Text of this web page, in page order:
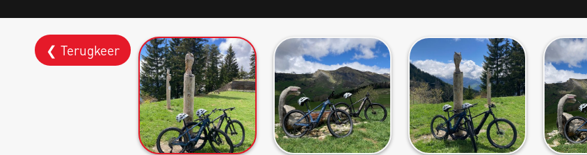
❮ Terugkeer